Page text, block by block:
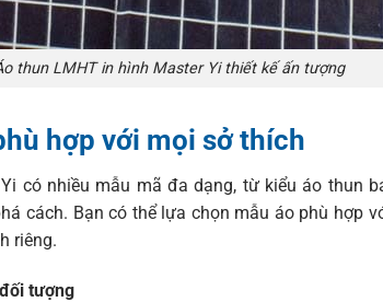
thun LMHT in hình Master Yi thiết kế ấn tượng
hợp với mọi sở thích
có nhiều mẫu mã đa dạng, từ kiểu áo thun
cách. Bạn có thể lựa chọn mẫu áo phù hợp
riêng.
tượng